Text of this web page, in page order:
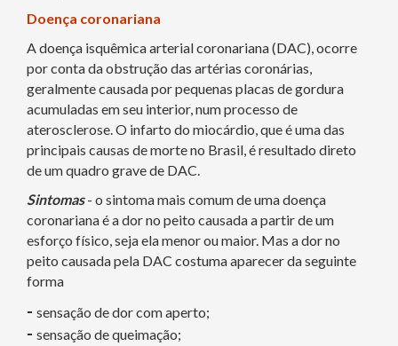
Doença coronariana
A doença isquêmica arterial coronariana (DAC), ocorre
por conta da obstrução das artérias coronárias,
geralmente causada por pequenas placas de gordura
acumuladas em seu interior, num processo de
aterosclerose. O infarto do miocárdio, que é uma das
principais causas de morte no Brasil, é resultado direto
de um quadro grave de DAC.
Sintomas- o sintoma mais comum de uma doença
coronariana é a dor no peito causada a partir de um
esforço físico, seja ela menor ou maior. Mas a dor no
peito causada pela DAC costuma aparecer da seguinte
forma
- sensação de dor com aperto;
- sensação de queimação;